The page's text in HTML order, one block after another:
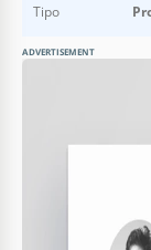
Tipo
ADVERTISEMENT